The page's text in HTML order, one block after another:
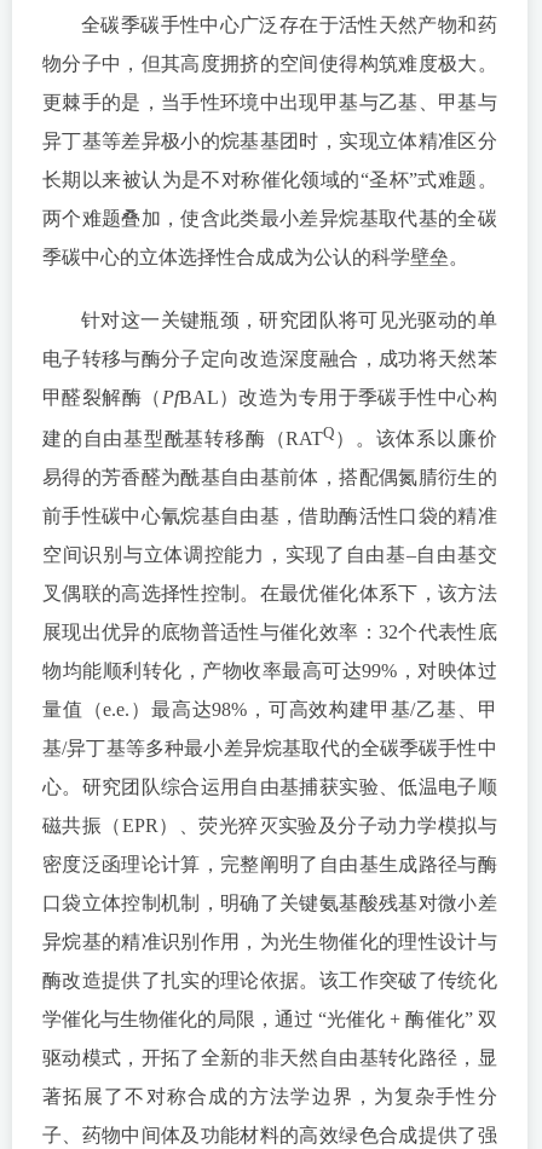
全碳季碳手性中心广泛存在于活性天然产物和药
物分子中，但其高度拥挤的空间使得构筑难度极大。
更棘手的是，当手性环境中出现甲基与乙基、甲基与
异丁基等差异极小的烷基基团时，实现立体精准区分
长期以来被认为是不对称催化领域的“圣杯”式难题。
两个难题叠加，使含此类最小差异烷基取代基的全碳
季碳中心的立体选择性合成成为公认的科学壁垒。
针对这一关键瓶颈，研究团队将可见光驱动的单
电子转移与酶分子定向改造深度融合，成功将天然苯
甲醛裂解酶（ PfBAL）改造为专用于季碳手性中心构
建的自由基型酰基转移酶（RATQ ）。该体系以廉价
易得的芳香醛为酰基自由基前体，搭配偶氮腈衍生的
前手性碳中心氰烷基自由基，借助酶活性口袋的精准
空间识别与立体调控能力，实现了自由基–自由基交
叉偶联的高选择性控制。在最优催化体系下，该方法
展现出优异的底物普适性与催化效率：32个代表性底
物均能顺利转化，产物收率最高可达99%，对映体过
量值（e.e.）最高达98%，可高效构建甲基/乙基、甲
基/异丁基等多种最小差异烷基取代的全碳季碳手性中
心。研究团队综合运用自由基捕获实验、低温电子顺
磁共振（EPR）、荧光猝灭实验及分子动力学模拟与
密度泛函理论计算，完整阐明了自由基生成路径与酶
口袋立体控制机制，明确了关键氨基酸残基对微小差
异烷基的精准识别作用，为光生物催化的理性设计与
酶改造提供了扎实的理论依据。该工作突破了传统化
学催化与生物催化的局限，通过 “光催化 + 酶催化” 双
驱动模式，开拓了全新的非天然自由基转化路径，显
著拓展了不对称合成的方法学边界，为复杂手性分
子、药物中间体及功能材料的高效绿色合成提供了强